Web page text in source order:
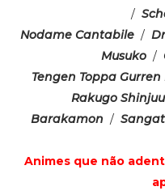
/
Nodame Cantabile /
Musuko/
Tengen Toppa
Rakugo Shinjuu
Barakamon /
Animes que não